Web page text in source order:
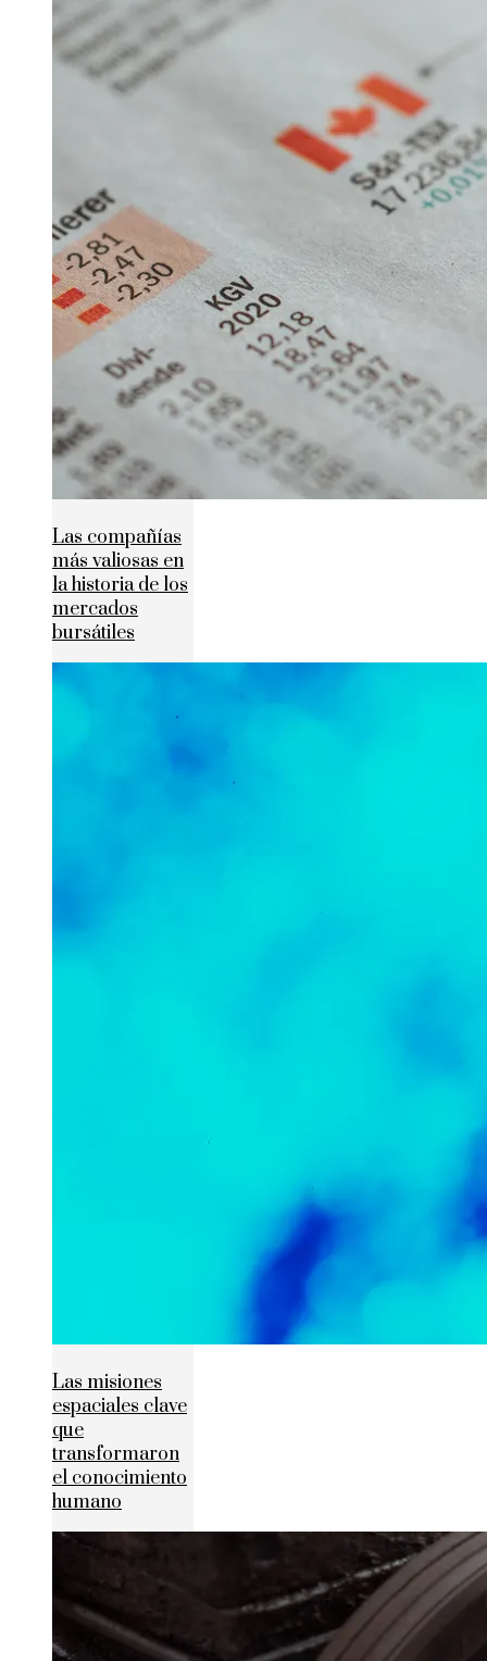
Las compañías
más valiosas en
la historia de los
mercados
bursátiles
Las misiones
espaciales clave
que
transformaron
el conocimiento
humano